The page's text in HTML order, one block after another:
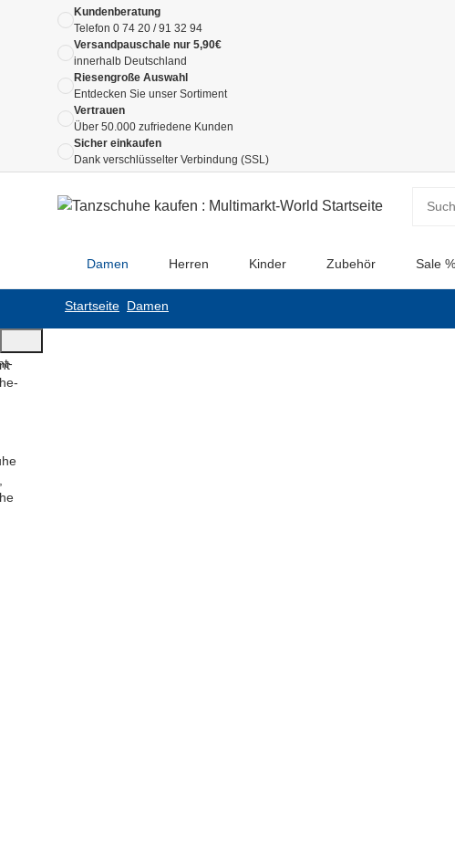
Kundenberatung
Telefon 0 74 20 / 91 32 94
Versandpauschale nur 5,90€
innerhalb Deutschland
Riesengroße Auswahl
Entdecken Sie unser Sortiment
Vertrauen
Über 50.000 zufriedene Kunden
Sicher einkaufen
Dank verschlüsselter Verbindung (SSL)
Damen Herren Kinder Zubehör Sale %
Startseite Damen